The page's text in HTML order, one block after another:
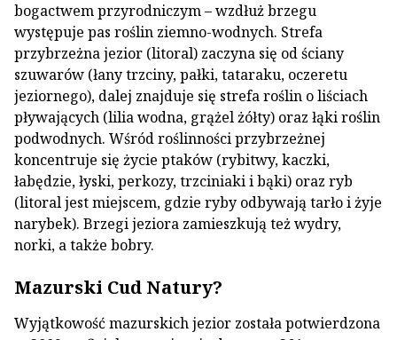
bogactwem przyrodniczym – wzdłuż brzegu
występuje pas roślin ziemno-wodnych. Strefa
przybrzeżna jezior (litoral) zaczyna się od ściany
szuwarów (łany trzciny, pałki, tataraku, oczeretu
jeziornego), dalej znajduje się strefa roślin o liściach
pływających (lilia wodna, grążel żółty) oraz łąki roślin
podwodnych. Wśród roślinności przybrzeżnej
koncentruje się życie ptaków (rybitwy, kaczki,
łabędzie, łyski, perkozy, trzciniaki i bąki) oraz ryb
(litoral jest miejscem, gdzie ryby odbywają tarło i żyje
narybek). Brzegi jeziora zamieszkują też wydry,
norki, a także bobry.
Mazurski Cud Natury?
Wyjątkowość mazurskich jezior została potwierdzona